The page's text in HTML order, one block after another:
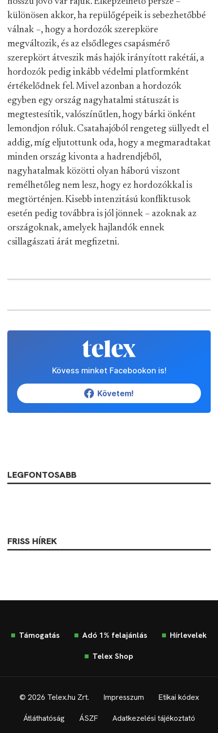
különösen akkor, ha repülőgépeik is sebezhetőbbé
válnak –, hogy a hordozók szerepköre
megváltozik, és az elsődleges csapásmérő
szerepkört átveszik más hajók irányított rakétái, a
hordozók pedig inkább védelmi platformként
értékelődnek fel. Mivel azonban a hordozók
egyben egy ország nagyhatalmi státuszát is
megtestesítik, valószínűtlen, hogy bárki önként
lemondjon róluk. Csatahajóból rengeteg süllyedt el
addig, míg eljutottunk oda, hogy a megmaradtakat
minden ország kivonta a hadrendjéből,
nagyhatalmak közötti olyan háború viszont
remélhetőleg nem lesz, hogy ez hordozókkal is
megtörténjen. Kisebb intenzitású konfliktusok
esetén pedig továbbra is jól jönnek – azoknak az
országoknak, amelyek hajlandók ennek
csillagászati árát megfizetni.
Kövess minket Facebookon is!
Követem!
LEGFONTOSABB
FRISS HÍREK
Támogatás Adó 1% felajánlás Hírlevelek
Telex Shop
© 2026 Telex.hu Zrt. Impresszum Etikai kódex
Átláthatóság ÁSZF Adatkezelési tájékoztató